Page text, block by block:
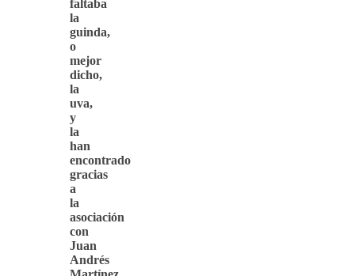
faltaba
la
guinda,
o
mejor
dicho,
la
uva,
y
la
han
encontrado
gracias
a
la
asociación
con
Juan
Andrés